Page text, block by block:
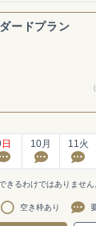
ードプラン
日 10月 11火
きるわけではありません
空き枠あり